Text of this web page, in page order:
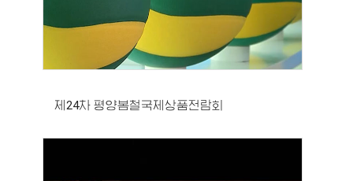
제24차 평양봄철국제상품전람회